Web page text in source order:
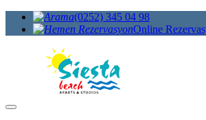
(0252) 345 04 98
Online